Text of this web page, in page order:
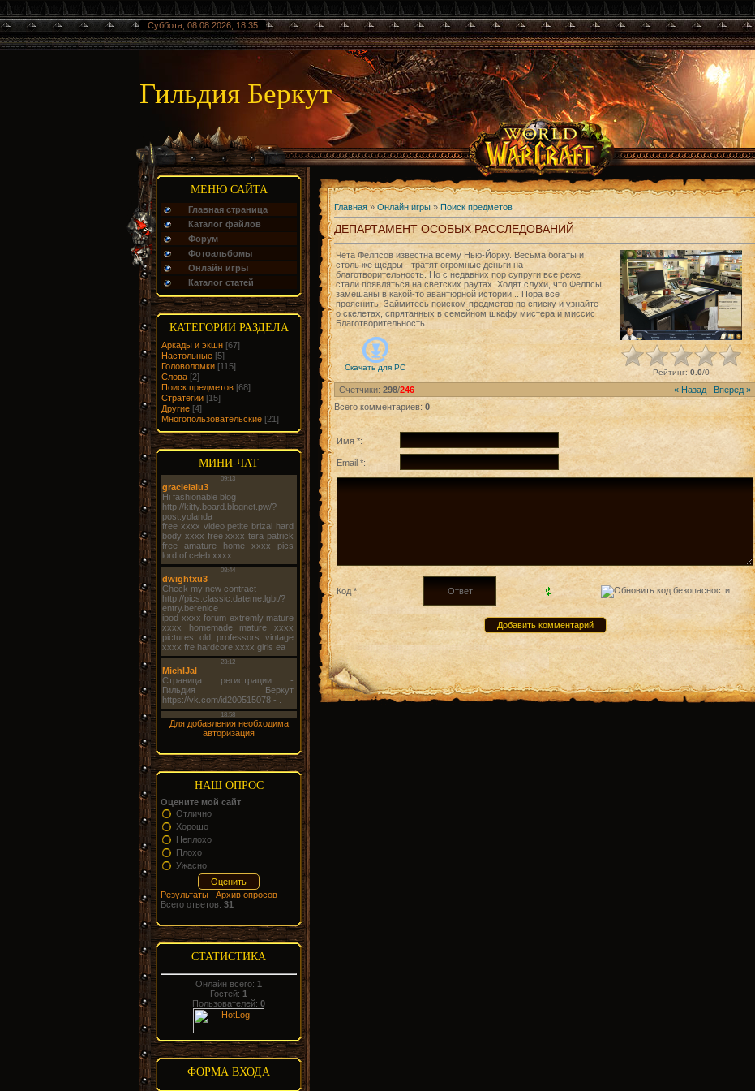
Суббота, 08.08.2026, 18:35
Гильдия Беркут
МЕНЮ САЙТА
Главная страница
Каталог файлов
Форум
Фотоальбомы
Онлайн игры
Каталог статей
КАТЕГОРИИ РАЗДЕЛА
Аркады и экшн [67]
Настольные [5]
Головоломки [115]
Слова [2]
Поиск предметов [68]
Стратегии [15]
Другие [4]
Многопользовательские [21]
МИНИ-ЧАТ
Для добавления необходима
авторизация
НАШ ОПРОС
Оцените мой сайт
Отлично
Хорошо
Неплохо
Плохо
Ужасно
Результаты | Архив опросов
Всего ответов: 31
СТАТИСТИКА
Онлайн всего: 1
Гостей: 1
Пользователей: 0
ФОРМА ВХОДА
Главная»Онлайн игры »Поиск предметов
ДЕПАРТАМЕНТ ОСОБЫХ РАССЛЕДОВАНИЙ
Чета Фелпсов известна всему Нью-Йорку. Весьма богаты и
столь же щедры - тратят огромные деньги на
благотворительность. Но с недавних пор супруги все реже
стали появляться на светских раутах. Ходят слухи, что Фелпсы
замешаны в какой-то авантюрной истории... Пора все
прояснить! Займитесь поиском предметов по списку и узнайте
о скелетах, спрятанных в семейном шкафу мистера и миссис
Благотворительность.
Скачать для PC
Рейтинг: 0.0/0
« Назад | Вперед »
Счетчики: 298/246
Всего комментариев: 0
Имя *:
Email *:
Код *: